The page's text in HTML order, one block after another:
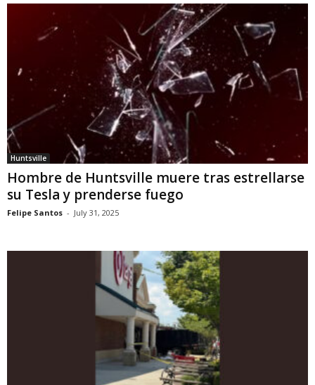
Huntsville
Hombre de Huntsville muere tras estrellarse
su Tesla y prenderse fuego
Felipe Santos - July 31, 2025